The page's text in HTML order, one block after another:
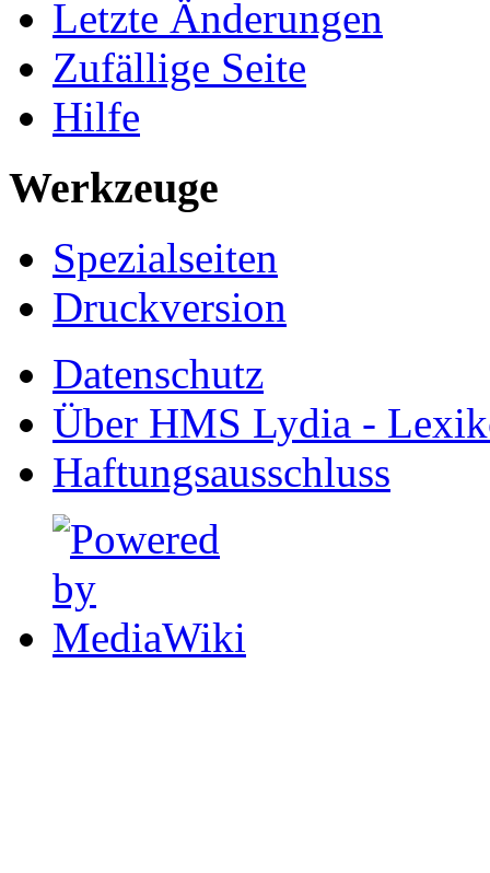
Letzte Änderungen
Zufällige Seite
Hilfe
Werkzeuge
Spezialseiten
Druckversion
Datenschutz
Über HMS Lydia -
Haftungsausschluss